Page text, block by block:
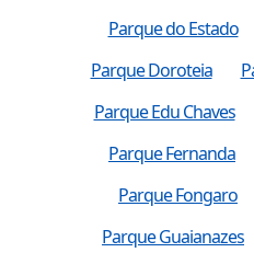
Parque do Estado
Parque Doroteia
Parque Edu Chaves
Parque Fernanda
Parque Fongaro
Parque Guaianazes